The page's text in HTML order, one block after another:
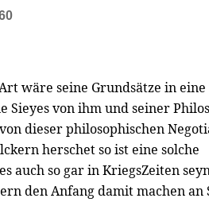
wäre seine Grundsätze in
von ihm und seiner
dieser philosophischen
herschet so ist eine solche
auch so gar in KriegsZeiten
den Anfang damit machen an